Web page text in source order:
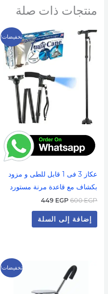
منتجات ذات صلة
تخفيضات!
عكاز 3 فى 1 قابل للطى و مزود
بكشاف مع قاعدة مرنة مستورد
600EGP
السعر
الأصلي
هو:
600 EGP.
449 EGP
السعر
الحالي
هو:
449 EGP.
إضافة إلى السلة
تخفيضات!
الأصلي
هو:
500 EGP.